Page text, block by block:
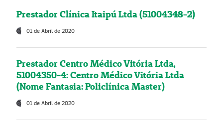
Prestador Clínica Itaipú Ltda (51004348-2)
01 de Abril de 2020
Prestador Centro Médico Vitória Ltda,
51004350-4: Centro Médico Vitória Ltda
(Nome Fantasia: Policlínica Master)
01 de Abril de 2020